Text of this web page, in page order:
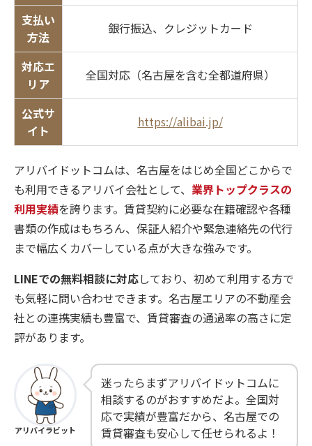
支払い
方法
銀行振込、クレジットカード
対応エ
リア
全国対応（名古屋を含む全都道府県）
公式サ
イト
https://alibai.jp/
アリバイドットコムは、名古屋をはじめ全国どこからで
も利用できるアリバイ会社として、 業界トップクラスの
利用実績を誇ります。賃貸契約に必要な在籍確認や各種
書類の作成はもちろん、保証人紹介や緊急連絡先の代行
まで幅広くカバーしている点が大きな強みです。
LINEでの無料相談に対応しており、初めて利用する方で
も気軽に問い合わせできます。名古屋エリアの不動産会
社との連携実績も豊富で、賃貸審査の通過率の高さに定
評があります。
アリバイラビット
迷ったらまずアリバイドットコムに
相談するのがおすすめだよ。全国対
応で実績が豊富だから、名古屋での
賃貸審査も安心して任せられるよ！